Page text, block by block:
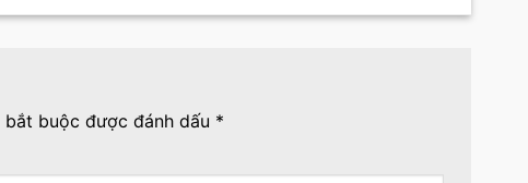
buộc được đánh dấu *